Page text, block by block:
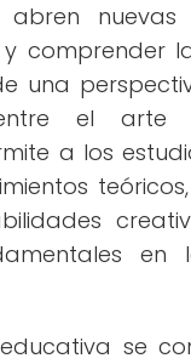
nuevas
comprender
una
entre el
a los
en
se